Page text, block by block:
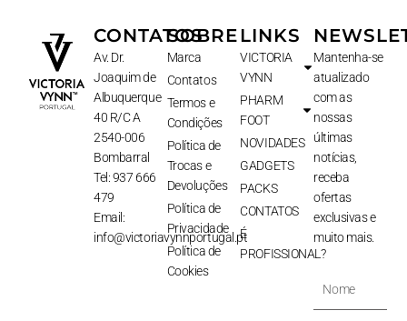
CONTATOS
Av. Dr.
Joaquim de
Albuquerque
40 R/C A
2540-006
Bombarral
Tel: 937 666
479
Email:
info@victoriavynnportugal.pt
SOBRE
Marca
Contatos
Termos e
Condições
Política de
Trocas e
Devoluções
Política de
Privacidade
Política de
Cookies
LINKS
VICTORIA
VYNN
PHARM
FOOT
NOVIDADES
GADGETS
PACKS
CONTATOS
É
PROFISSIONAL?
Mantenha-se
atualizado
com as
nossas
últimas
notícias,
receba
ofertas
exclusivas e
muito mais.
Nome